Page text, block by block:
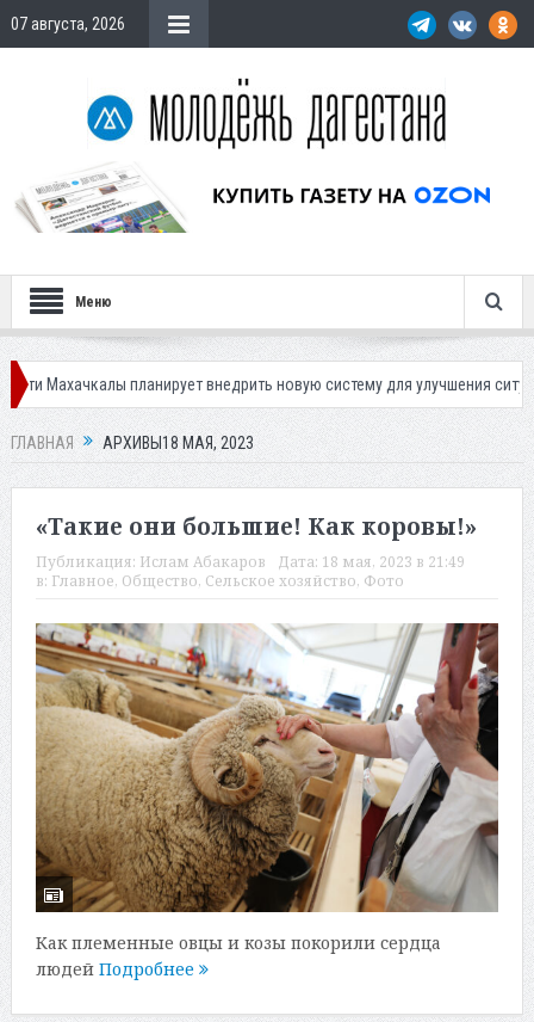
07 августа, 2026
Меню
внедрить новую систему для улучшения ситуации с
ГЛАВНАЯ АРХИВЫ18 МАЯ, 2023
«Такие они большие! Как коровы!»
Публикация: Ислам Абакаров Дата: 18 мая, 2023 в 21:49
в: Главное, Общество, Сельское хозяйство, Фото
Как племенные овцы и козы покорили сердца
людей Подробнее